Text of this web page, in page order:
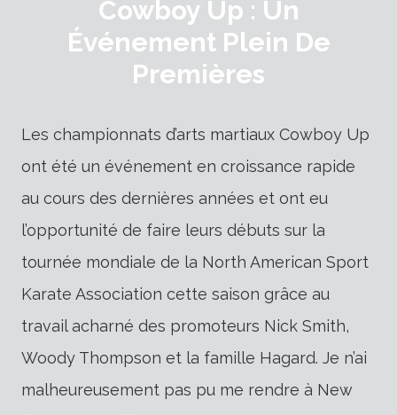
Cowboy Up : Un
Événement Plein De
Premières
Les championnats d’arts martiaux Cowboy Up
ont été un événement en croissance rapide
au cours des dernières années et ont eu
l’opportunité de faire leurs débuts sur la
tournée mondiale de la North American Sport
Karate Association cette saison grâce au
travail acharné des promoteurs Nick Smith,
Woody Thompson et la famille Hagard. Je n’ai
malheureusement pas pu me rendre à New